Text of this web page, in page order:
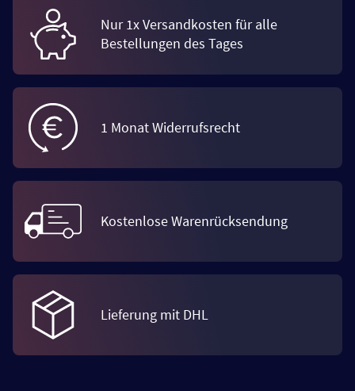
Nur 1x Versandkosten für alle
Bestellungen des Tages
1 Monat Widerrufsrecht
Kostenlose Warenrücksendung
Lieferung mit DHL